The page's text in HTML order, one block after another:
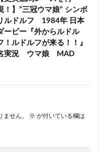
！】”三冠ウマ娘” シンボ
ルドルフ 1984年 日本
ービー『外からルドル
！ルドルフが来る！！』
実況 ウマ娘 MAD
ません。 ※ が付いている欄は